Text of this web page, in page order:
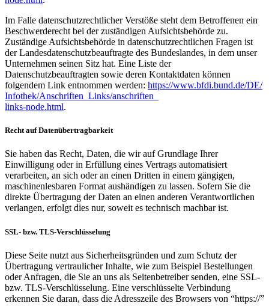
Im Falle datenschutzrechtlicher Verstöße steht dem Betroffenen ein
Beschwerderecht bei der zuständigen Aufsichtsbehörde zu.
Zuständige Aufsichtsbehörde in datenschutzrechtlichen Fragen ist
der Landesdatenschutzbeauftragte des Bundeslandes, in dem unser
Unternehmen seinen Sitz hat. Eine Liste der
Datenschutzbeauftragten sowie deren Kontaktdaten können
folgendem Link entnommen werden: https://www.bfdi.bund.de/DE/
Infothek/Anschriften_Links/anschriften_
links-node.html.
Recht auf Datenübertragbarkeit
Sie haben das Recht, Daten, die wir auf Grundlage Ihrer
Einwilligung oder in Erfüllung eines Vertrags automatisiert
verarbeiten, an sich oder an einen Dritten in einem gängigen,
maschinenlesbaren Format aushändigen zu lassen. Sofern Sie die
direkte Übertragung der Daten an einen anderen Verantwortlichen
verlangen, erfolgt dies nur, soweit es technisch machbar ist.
SSL- bzw. TLS-Verschlüsselung
Diese Seite nutzt aus Sicherheitsgründen und zum Schutz der
Übertragung vertraulicher Inhalte, wie zum Beispiel Bestellungen
oder Anfragen, die Sie an uns als Seitenbetreiber senden, eine SSL-
bzw. TLS-Verschlüsselung. Eine verschlüsselte Verbindung
erkennen Sie daran, dass die Adresszeile des Browsers von “https://”